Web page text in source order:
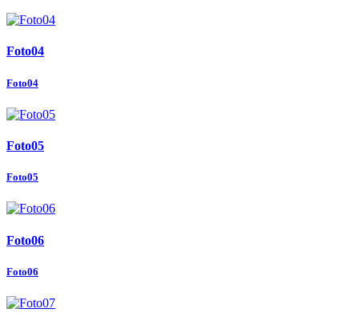
Foto04
Foto04
Foto05
Foto05
Foto06
Foto06